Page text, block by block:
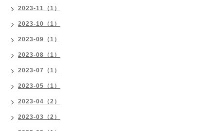
2023-11（1）
2023-10（1）
2023-09（1）
2023-08（1）
2023-07（1）
2023-05（1）
2023-04（2）
2023-03（2）